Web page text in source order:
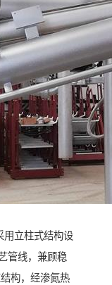
用立柱式结构设
管线，兼顾稳
构，经渗氮热